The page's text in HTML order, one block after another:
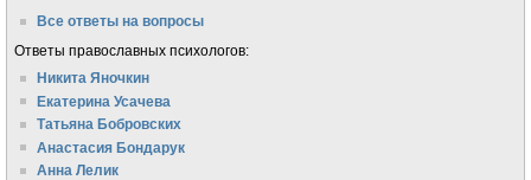
Все ответы на вопросы
Ответы православных психологов:
Никита Яночкин
Екатерина Усачева
Татьяна Бобровских
Анастасия Бондарук
Анна Лелик